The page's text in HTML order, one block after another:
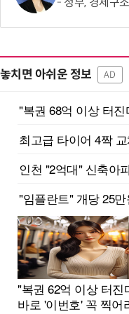
놓치면 아쉬운 정보 AD